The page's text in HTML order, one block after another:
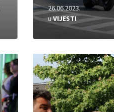
26.06.2023.
uVIJESTI
Pročitajte
više